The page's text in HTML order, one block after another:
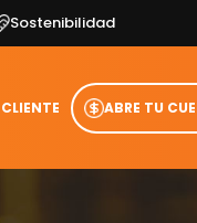
Sostenibilidad
ABRE TU